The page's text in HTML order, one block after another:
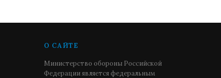
О САЙТЕ
Министерство обороны Российской
Федерации является федеральным